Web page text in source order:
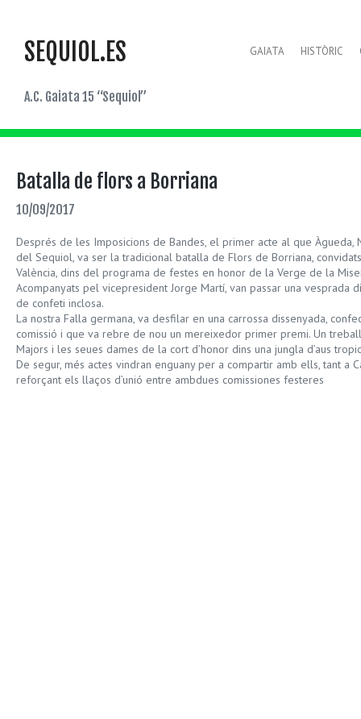
SEQUIOL.ES
A.C. Gaiata 15 “Sequiol”
GAIATA HISTÒRIC
Batalla de flors a Borriana
10/09/2017
Després de les Imposicions de Bandes, el primer acte al que
del Sequiol, va ser la tradicional batalla de Flors de Borriana,
València, dins del programa de festes en honor de la Verge de la
Acompanyats pel vicepresident Jorge Martí, van passar una vesprada
de confeti inclosa.
La nostra Falla germana, va desfilar en una carrossa dissenyada,
comissió i que va rebre de nou un mereixedor primer premi. Un
Majors i les seues dames de la cort d’honor dins una jungla d’aus
De segur, més actes vindran enguany per a compartir amb ells, tant a
reforçant els llaços d’unió entre ambdues comissiones festeres